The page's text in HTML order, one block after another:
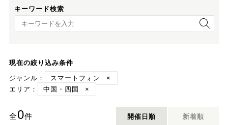
キーワード検索
キーワード検索
現在の絞り込み条件
ジャンル：
スマートフォン
×
エリア：
中国・四国 ×
全0件 開催日順 新着順